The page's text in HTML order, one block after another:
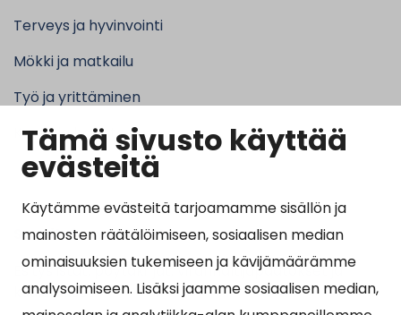
Tämä sivusto käyttää
evästeitä
Käytämme evästeitä tarjoamamme sisällön ja
mainosten räätälöimiseen, sosiaalisen median
ominaisuuksien tukemiseen ja kävijämäärämme
analysoimiseen. Lisäksi jaamme sosiaalisen median,
Terveys ja hyvinvointi
Mökki ja matkailu
Työ ja yrittäminen
Kunta ja hallinto
Suosituimmat sivut
Esityslistat, pöytäkirjat, viranhaltijapäätökset ja
kuulutukset